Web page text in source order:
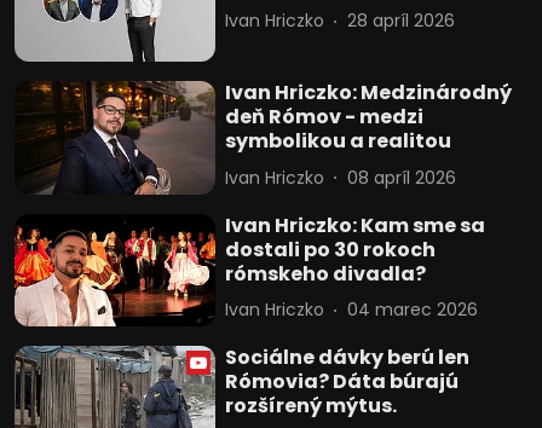
Ivan Hriczko 28 apríl 2026
Ivan Hriczko: Medzinárodný
deň Rómov - medzi
symbolikou a realitou
Ivan Hriczko 08 apríl 2026
Ivan Hriczko: Kam sme sa
dostali po 30 rokoch
rómskeho divadla?
Ivan Hriczko 04 marec 2026
Sociálne dávky berú len
Rómovia? Dáta búrajú
rozšírený mýtus.